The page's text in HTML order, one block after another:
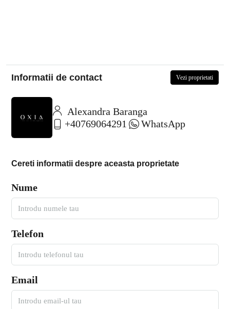
Informatii de contact Vezi proprietati
Alexandra Baranga
+40769064291
WhatsApp
Cereti informatii despre aceasta proprietate
Nume
Telefon
Email